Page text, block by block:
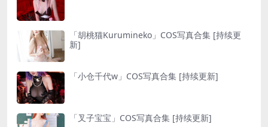
「胡桃猫Kurumineko」COS写真合集 [持续更
新]
「小仓千代w」COS写真合集 [持续更新]
「叉子宝宝」COS写真合集 [持续更新]